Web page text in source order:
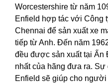
Worcestershire từ năm
Enfield hợp tác với Công
Chennai để sản xuất xe
tiếp từ Anh. Đến năm
đều được sản xuất tại Ấn
nhất của hãng đưa ra. Sự
Enfield sẽ giúp cho